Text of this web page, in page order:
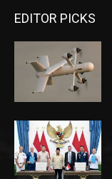
EDITOR PICKS